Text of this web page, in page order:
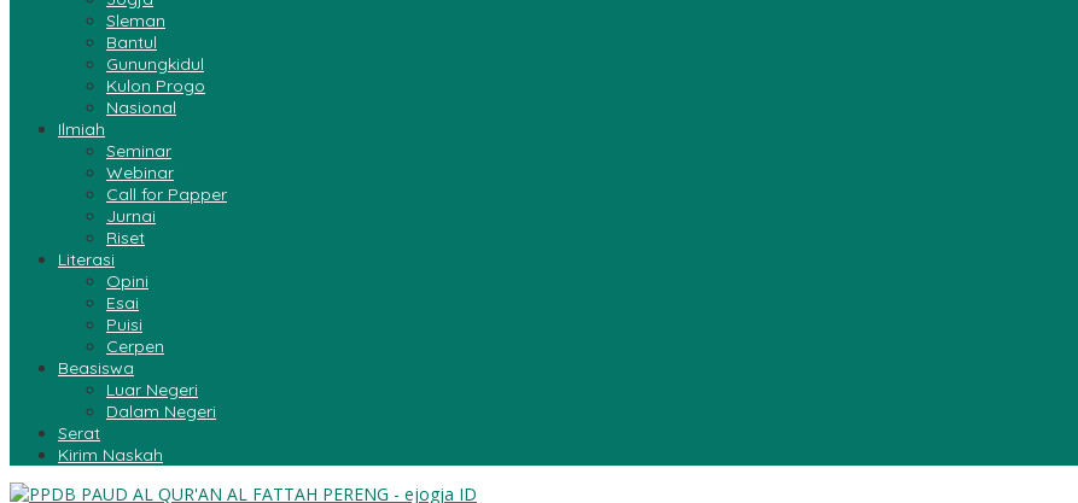
Sleman
Bantul
Gunungkidul
Kulon Progo
Nasional
Ilmiah
Seminar
Webinar
Call for Papper
Jurnai
Riset
Literasi
Opini
Esai
Puisi
Cerpen
Beasiswa
Luar Negeri
Dalam Negeri
Serat
Kirim Naskah